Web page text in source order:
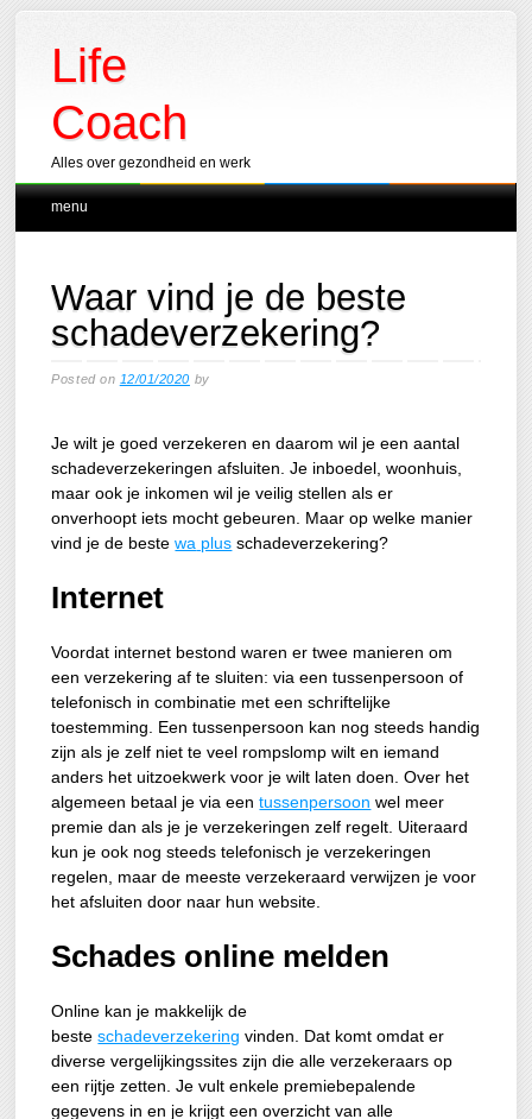
Life
Coach
Alles over gezondheid en werk
Main menu
Skip
menu
Waar vind je de beste
schadeverzekering?
Posted on 12/01/2020 by
Je wilt je goed verzekeren en daarom wil je een aantal
schadeverzekeringen afsluiten. Je inboedel, woonhuis,
maar ook je inkomen wil je veilig stellen als er
onverhoopt iets mocht gebeuren. Maar op welke manier
vind je de beste wa plus schadeverzekering?
Internet
Voordat internet bestond waren er twee manieren om
een verzekering af te sluiten: via een tussenpersoon of
telefonisch in combinatie met een schriftelijke
toestemming. Een tussenpersoon kan nog steeds handig
zijn als je zelf niet te veel rompslomp wilt en iemand
anders het uitzoekwerk voor je wilt laten doen. Over het
algemeen betaal je via eentussenpersoon wel meer
premie dan als je je verzekeringen zelf regelt. Uiteraard
kun je ook nog steeds telefonisch je verzekeringen
regelen, maar de meeste verzekeraard verwijzen je voor
het afsluiten door naar hun website.
Schades online melden
Online kan je makkelijk de
besteschadeverzekering vinden. Dat komt omdat er
diverse vergelijkingssites zijn die alle verzekeraars op
een rijtje zetten. Je vult enkele premiebepalende
gegevens in en je krijgt een overzicht van alle